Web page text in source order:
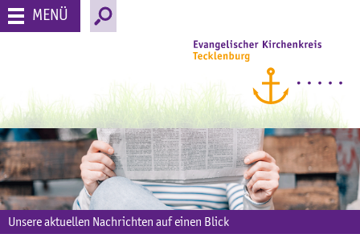
MENÜ
Unsere aktuellen Nachrichten auf einen Blick